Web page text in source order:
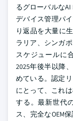
るグローバルな
デバイス管理パ
り返品を大量に
ラリア、シンガ
スケジュールに
2025年後半以降
めている。認定
にとって、これ
する。最新世代
ス、完全なOEM